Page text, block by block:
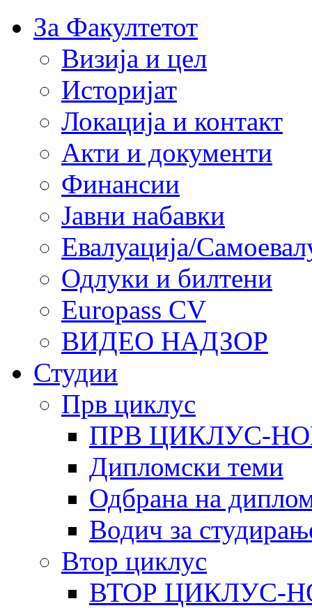
За Факултетот
Визија и цел
Историјат
Локација и контакт
Акти и документи
Финансии
Јавни набавки
Евалуација/
Одлуки и билтени
Europass CV
ВИДЕО НАДЗОР
Студии
Прв циклус
ПРВ ЦИКЛУС-
Дипломски теми
Одбрана на
Водич за
Втор циклус
ВТОР ЦИКЛУС-